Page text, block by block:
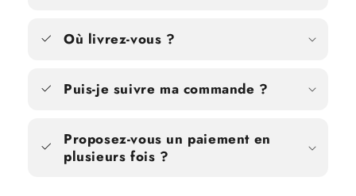
Où livrez-vous ?
Puis-je suivre ma commande ?
Proposez-vous un paiement en
plusieurs fois ?